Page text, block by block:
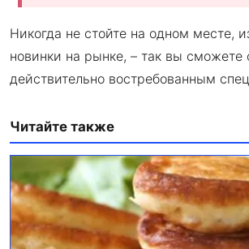
Никогда не стойте на одном месте,
новинки на рынке, – так вы сможете
действительно востребованным
Читайте также